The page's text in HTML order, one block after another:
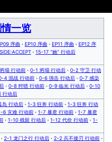
一览
序曲 · EP10 序曲 · EP11 序曲 · EP12 序
· 15-17 “她” 行动后
塌 行动前 · 0-1 坍塌 行动后 · 0-2 守卫 行动
4 混战 行动前 · 0-6 强击 行动后 · 0-7 感染
· 0-8 狩猎 行动前 · 0-9 临光 行动后 · 0-10
行动后
岛 行动后 · 1-3 狂奔 行动前 · 1-3 狂奔 行动
6 灾难 行动前 · 1-7 暴君 行动前 · 1-7 暴君
· 1-10 残留 行动后 · 1-12 代价 行动前 · 1-
· 2-1 龙门之行 行动后 · 2-2 兵不接刃 行动前 ·